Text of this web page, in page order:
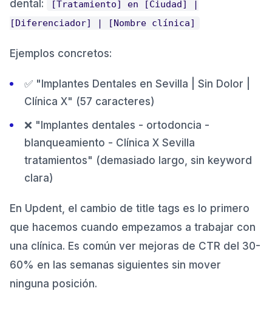
dental:
[Tratamiento] en [Ciudad] |
[Diferenciador] | [Nombre clínica]
Ejemplos concretos:
✅ "Implantes Dentales en Sevilla | Sin Dolor |
Clínica X" (57 caracteres)
❌ "Implantes dentales - ortodoncia -
blanqueamiento - Clínica X Sevilla
tratamientos" (demasiado largo, sin keyword
clara)
En Updent, el cambio de title tags es lo primero
que hacemos cuando empezamos a trabajar con
una clínica. Es común ver mejoras de CTR del 30-
60% en las semanas siguientes sin mover
ninguna posición.